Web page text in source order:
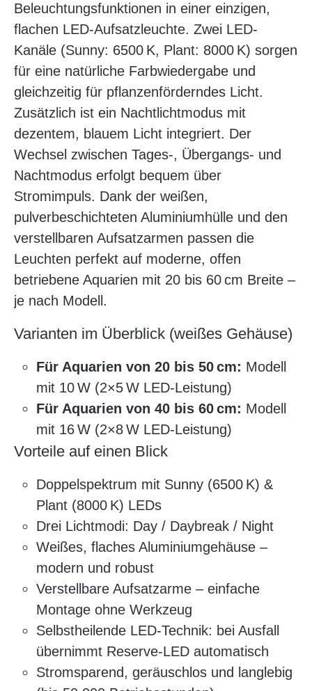
Beleuchtungsfunktionen in einer einzigen,
flachen LED-Aufsatzleuchte. Zwei LED-
Kanäle (Sunny: 6500 K, Plant: 8000 K) sorgen
für eine natürliche Farbwiedergabe und
gleichzeitig für pflanzenförderndes Licht.
Zusätzlich ist ein Nachtlichtmodus mit
dezentem, blauem Licht integriert. Der
Wechsel zwischen Tages-, Übergangs- und
Nachtmodus erfolgt bequem über
Stromimpuls. Dank der weißen,
pulverbeschichteten Aluminiumhülle und den
verstellbaren Aufsatzarmen passen die
Leuchten perfekt auf moderne, offen
betriebene Aquarien mit 20 bis 60 cm Breite –
je nach Modell.
Varianten im Überblick (weißes Gehäuse)
Für Aquarien von 20 bis 50 cm: Modell
mit 10 W (2×5 W LED-Leistung)
Für Aquarien von 40 bis 60 cm: Modell
mit 16 W (2×8 W LED-Leistung)
Vorteile auf einen Blick
Doppelspektrum mit Sunny (6500 K) &
Plant (8000 K) LEDs
Drei Lichtmodi: Day / Daybreak / Night
Weißes, flaches Aluminiumgehäuse –
modern und robust
Verstellbare Aufsatzarme – einfache
Montage ohne Werkzeug
Selbstheilende LED-Technik: bei Ausfall
übernimmt Reserve-LED automatisch
Stromsparend, geräuschlos und langlebig